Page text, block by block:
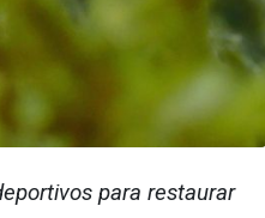
para restaurar